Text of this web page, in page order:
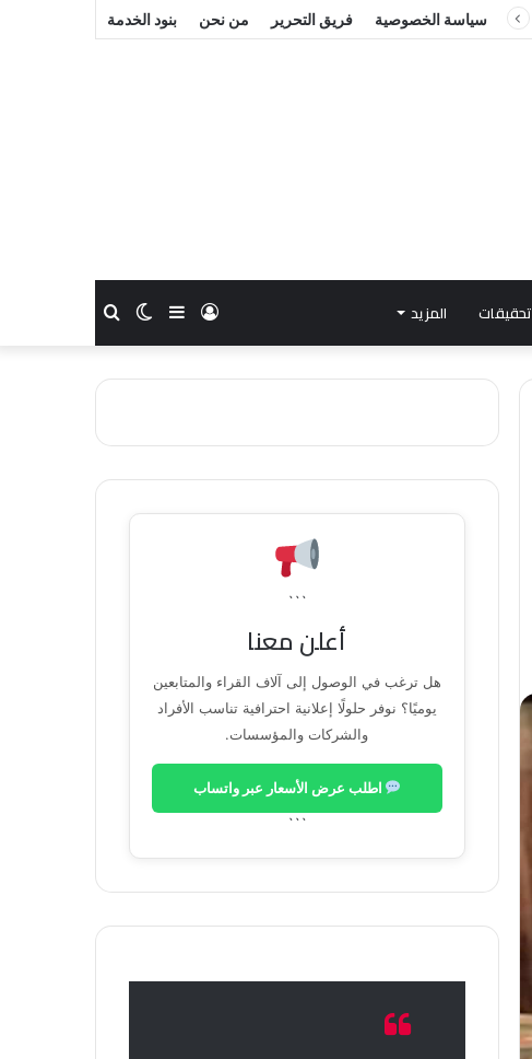
سياسة الخصوصية فريق التحرير من نحن بنود الخدمة
تحقيقات المزيد بحثالوضع
المظلم
إضافة
عمود
جانبي
تسجيل
الدخول
```
أعلن معنا
هل ترغب في الوصول إلى آلاف القراء والمتابعين
يوميًا؟ نوفر حلولًا إعلانية احترافية تناسب الأفراد
والشركات والمؤسسات.
اطلب عرض الأسعار عبر واتساب
```